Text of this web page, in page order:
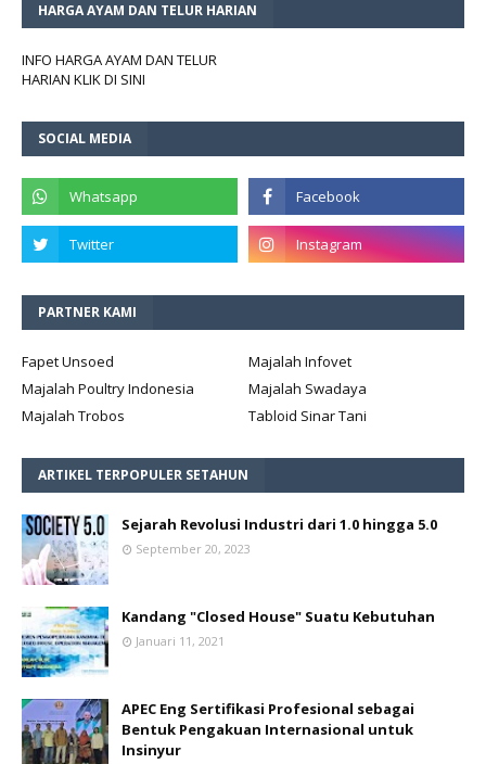
HARGA AYAM DAN TELUR HARIAN
INFO HARGA AYAM DAN TELUR
HARIAN KLIK DI SINI
SOCIAL MEDIA
PARTNER KAMI
Fapet Unsoed
Majalah Infovet
Majalah Poultry Indonesia
Majalah Swadaya
Majalah Trobos
Tabloid Sinar Tani
ARTIKEL TERPOPULER SETAHUN
Sejarah Revolusi Industri dari 1.0 hingga 5.0
September 20, 2023
Kandang "Closed House" Suatu Kebutuhan
Januari 11, 2021
APEC Eng Sertifikasi Profesional sebagai
Bentuk Pengakuan Internasional untuk
Insinyur